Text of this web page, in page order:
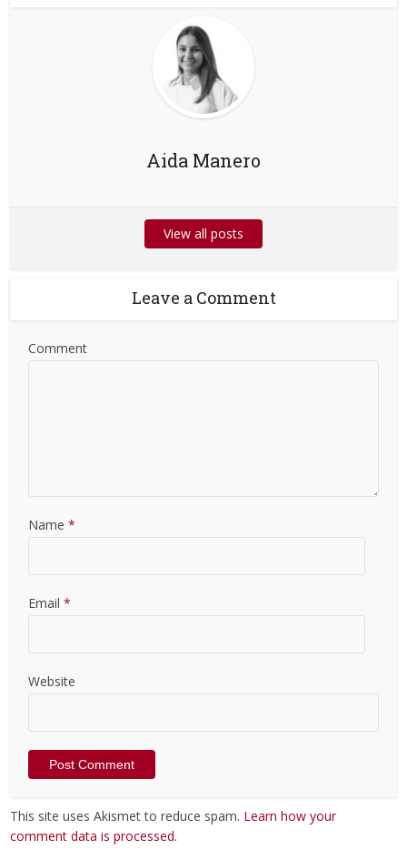
Aida Manero
View all posts
Leave a Comment
Comment
Name *
Email *
Website
This site uses Akismet to reduce spam. Learn how your
comment data is processed.